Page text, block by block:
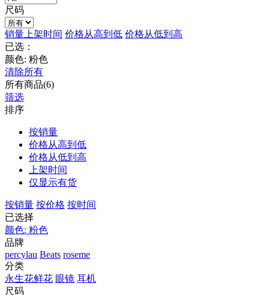
尺码
销量上架时间 价格从高到低 价格从低到高
已选：
颜色: 粉色
清除所有
所有商品(6)
筛选
排序
按销量
价格从高到低
价格从低到高
上架时间
仅显示有货
按销量 按价格 按时间
已选择
颜色: 粉色
品牌
percylau Beats roseme
分类
永生花鲜花 眼镜 耳机
尺码